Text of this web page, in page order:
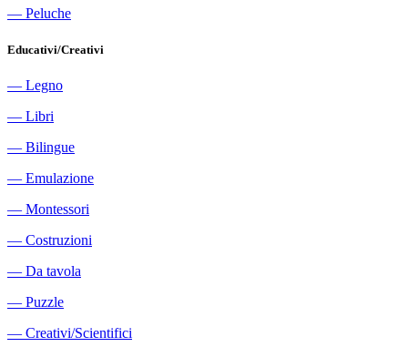
― Peluche
Educativi/Creativi
― Legno
― Libri
― Bilingue
― Emulazione
― Montessori
― Costruzioni
― Da tavola
― Puzzle
― Creativi/Scientifici